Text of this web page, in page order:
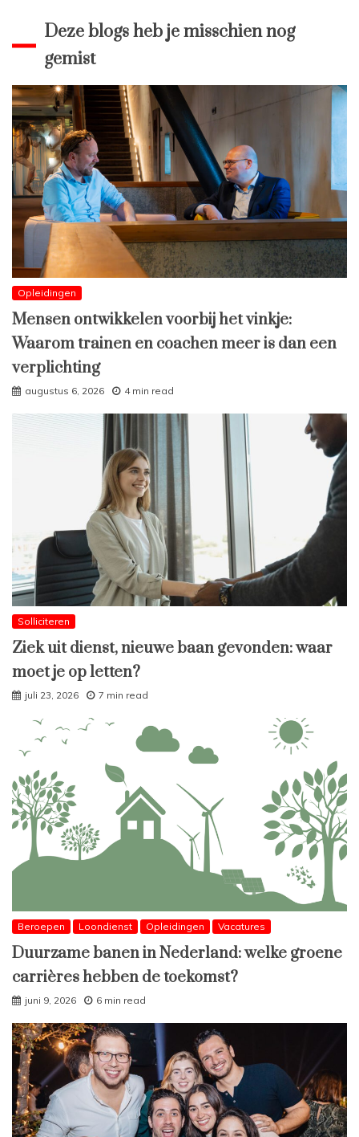
Deze blogs heb je misschien nog
gemist
Opleidingen
Mensen ontwikkelen voorbij het vinkje:
Waarom trainen en coachen meer is dan een
verplichting
augustus 6, 2026 4 min read
Solliciteren
Ziek uit dienst, nieuwe baan gevonden: waar
moet je op letten?
juli 23, 2026 7 min read
Beroepen Loondienst Opleidingen Vacatures
Duurzame banen in Nederland: welke groene
carrières hebben de toekomst?
juni 9, 2026 6 min read